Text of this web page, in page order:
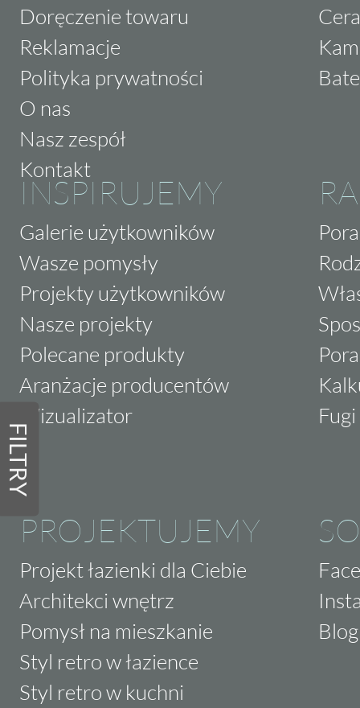
FILTRY
Doręczenie towaru
Reklamacje
Polityka prywatności
O nas
Nasz zespół
Kontakt
INSPIRUJEMY
Galerie użytkowników
Wasze pomysły
Projekty użytkowników
Nasze projekty
Polecane produkty
Aranżacje producentów
Wizualizator
PROJEKTUJEMY
Projekt łazienki dla Ciebie
Architekci wnętrz
Pomysł na mieszkanie
Styl retro w łazience
Styl retro w kuchni
Blog